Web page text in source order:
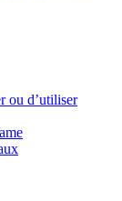
ou d’utiliser